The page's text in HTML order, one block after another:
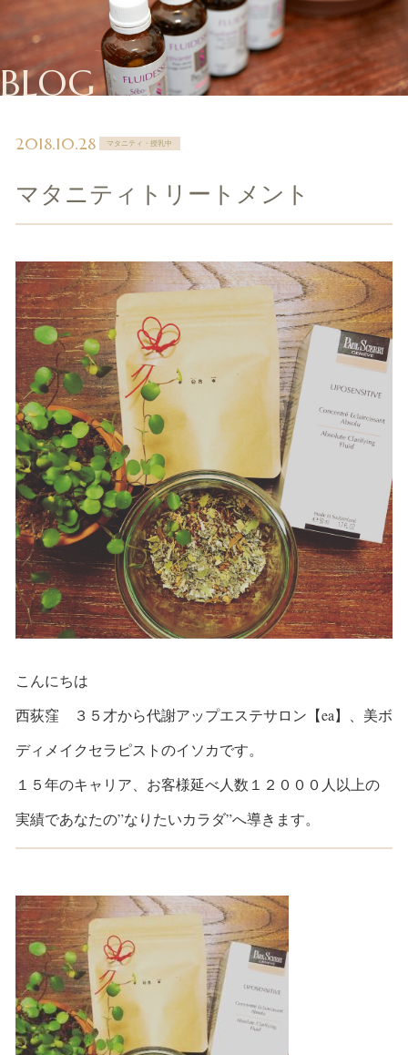
BLOG
2018.10.28 マタニティ・授乳中
マタニティトリートメント
こんにちは
西荻窪 ３５才から代謝アップエステサロン【ea】、美ボ
ディメイクセラピストのイソカです。
１５年のキャリア、お客様延べ人数１２０００人以上の
実績であなたの”なりたいカラダ”へ導きます。